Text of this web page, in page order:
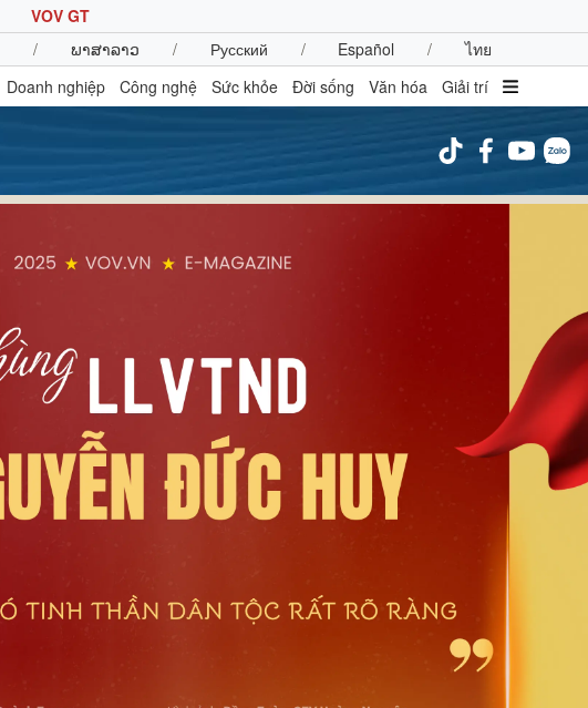
VOV GT
/ ພາສາລາວ / Русский / Español /
ไทย
Doanh nghiệp Công nghệ Sức khỏe Đời sống Văn hóa Giải trí
Bất động sản
Doanh nghiệp
Thông tin doanh nghiệp
Doanh nghiệp 24h
Doanh nhân
Vì cộng đồng
Công nghệ
Tin Công nghệ
Trải nghiệm
Chuyển đổi số
Tư vấn
Câu chuyện thời sự
Đọc truyện đêm khuya